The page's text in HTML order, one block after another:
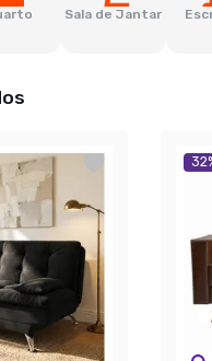
Sala de Jantar
32